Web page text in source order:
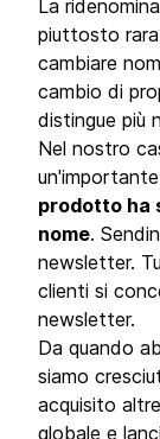
La
piuttosto
cambiare
cambio di
distingue più
Nel nostro
prodotto ha
nome.
newsletter.
clienti si
newsletter.
Da quando
siamo
acquisito
globale e